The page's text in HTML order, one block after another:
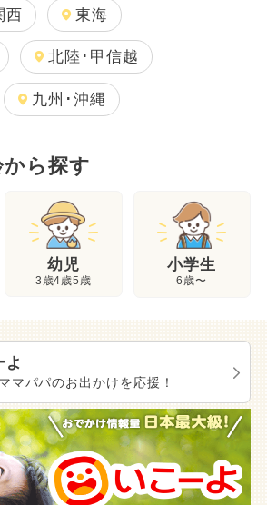
西 東海
北陸･甲信越
九州･沖縄
ら探す
幼児
3歳4歳5歳
小学生
6歳〜
よ
マパパのお出かけを応援！